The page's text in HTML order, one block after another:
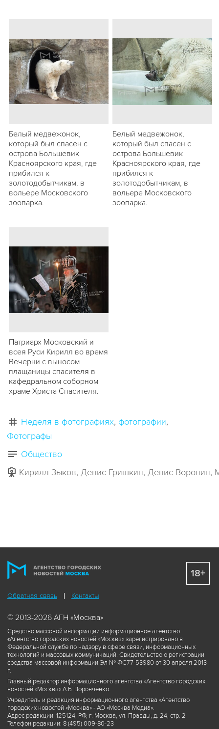
Белый медвежонок,
который был спасен с
острова Большевик
Красноярского края, где
прибился к
золотодобытчикам, в
вольере Московского
зоопарка.
Белый медвежонок,
который был спасен с
острова Большевик
Красноярского края, где
прибился к
золотодобытчикам, в
вольере Московского
зоопарка.
Патриарх Московский и
всея Руси Кирилл во время
Вечерни с выносом
плащаницы спасителя в
кафедральном соборном
храме Христа Спасителя.
Неделя в фотографиях фотографии
Фотографы
Общество
Кирилл Зыков, Денис Гришкин, Денис Воронин,
Обратная связь Контакты
© 2013-2026 АГН «Москва»
Средство массовой информации информационное агентство
«Агентство городских новостей «Москва» зарегистрировано в
Федеральной службе по надзору в сфере связи, информационных
технологий и массовых коммуникаций. Свидетельство о регистрации
средства массовой информации Эл № ФС77-53980 от 30 апреля 2013
г.
Главный редактор информационного агентства «Агентство городских
новостей «Москва» А.Б. Воронченко.
Учредитель и редакция информационного агентства «Агентство
городских новостей «Москва» - АО «Москва Медиа».
Адрес редакции: 125124, РФ, г. Москва, ул. Правды, д. 24, стр. 2
Телефон редакции: 8 (495) 009-80-23
18+